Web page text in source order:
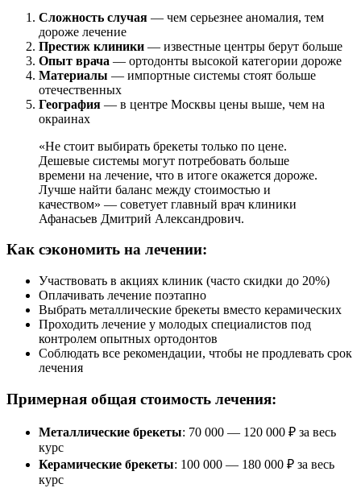
Сложность случая — чем серьезнее аномалия, тем
дороже лечение
Престиж клиники — известные центры берут больше
Опыт врача — ортодонты высокой категории дороже
Материалы — импортные системы стоят больше
отечественных
География — в центре Москвы цены выше, чем на
окраинах
«Не стоит выбирать брекеты только по цене.
Дешевые системы могут потребовать больше
времени на лечение, что в итоге окажется дороже.
Лучше найти баланс между стоимостью и
качеством» — советует главный врач клиники
Афанасьев Дмитрий Александрович.
Как сэкономить на лечении:
Участвовать в акциях клиник (часто скидки до 20%)
Оплачивать лечение поэтапно
Выбрать металлические брекеты вместо керамических
Проходить лечение у молодых специалистов под
контролем опытных ортодонтов
Соблюдать все рекомендации, чтобы не продлевать срок
лечения
Примерная общая стоимость лечения:
Металлические брекеты: 70 000 — 120 000 ₽ за весь
курс
Керамические брекеты: 100 000 — 180 000 ₽ за весь
курс